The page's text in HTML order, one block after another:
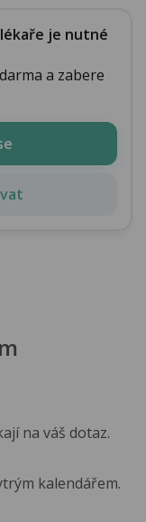
je nutné
a zabere
na váš dotaz.
kalendářem.